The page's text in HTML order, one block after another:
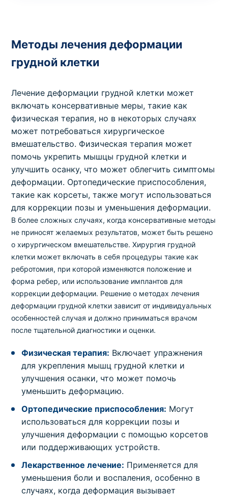
Методы лечения деформации
грудной клетки
Лечение деформации грудной клетки может
включать консервативные меры, такие как
физическая терапия, но в некоторых случаях
может потребоваться хирургическое
вмешательство. Физическая терапия может
помочь укрепить мышцы грудной клетки и
улучшить осанку, что может облегчить симптомы
деформации. Ортопедические приспособления,
такие как корсеты, также могут использоваться
для коррекции позы и уменьшения деформации.
В более сложных случаях, когда консервативные методы
не приносят желаемых результатов, может быть решено
о хирургическом вмешательстве. Хирургия грудной
клетки может включать в себя процедуры такие как
ребротомия, при которой изменяются положение и
форма ребер, или использование имплантов для
коррекции деформации. Решение о методах лечения
деформации грудной клетки зависит от индивидуальных
особенностей случая и должно приниматься врачом
после тщательной диагностики и оценки.
Физическая терапия: Включает упражнения
для укрепления мышц грудной клетки и
улучшения осанки, что может помочь
уменьшить деформацию.
Ортопедические приспособления: Могут
использоваться для коррекции позы и
улучшения деформации с помощью корсетов
или поддерживающих устройств.
Лекарственное лечение: Применяется для
уменьшения боли и воспаления, особенно в
случаях, когда деформация вызывает